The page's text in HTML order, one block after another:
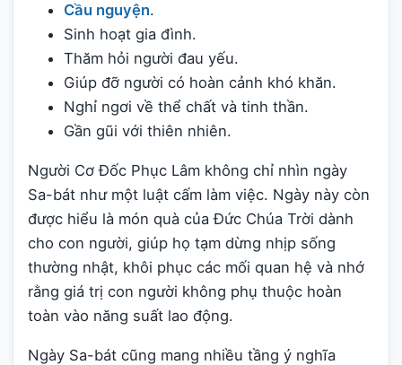
Cầu nguyện.
Sinh hoạt gia đình.
Thăm hỏi người đau yếu.
Giúp đỡ người có hoàn cảnh khó khăn.
Nghỉ ngơi về thể chất và tinh thần.
Gần gũi với thiên nhiên.
Người Cơ Đốc Phục Lâm không chỉ nhìn ngày
Sa-bát như một luật cấm làm việc. Ngày này còn
được hiểu là món quà của Đức Chúa Trời dành
cho con người, giúp họ tạm dừng nhịp sống
thường nhật, khôi phục các mối quan hệ và nhớ
rằng giá trị con người không phụ thuộc hoàn
toàn vào năng suất lao động.
Ngày Sa-bát cũng mang nhiều tầng ý nghĩa